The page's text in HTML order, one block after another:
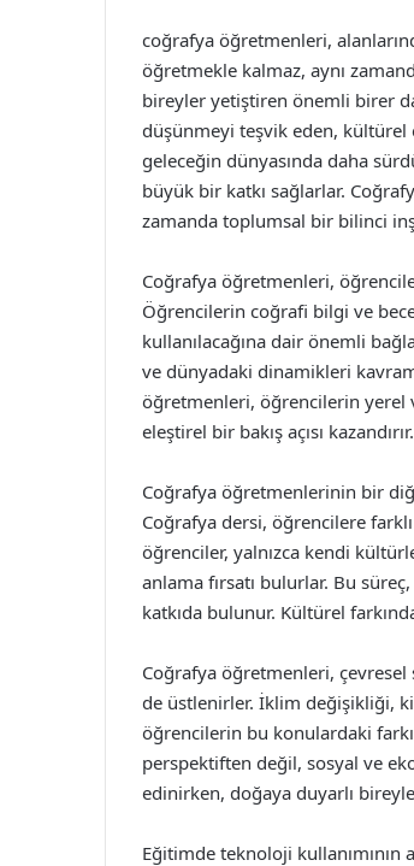
coğrafya öğretmenleri,
öğretmekle kalmaz, aynı
bireyler yetiştiren önemli birer
düşünmeyi teşvik eden,
geleceğin dünyasında daha
büyük bir katkı sağlarlar.
zamanda toplumsal bir bilinci
Coğrafya öğretmenleri,
Öğrencilerin coğrafi bilgi ve
kullanılacağına dair önemli
ve dünyadaki dinamikleri
öğretmenleri, öğrencilerin yerel
eleştirel bir bakış açısı kazandırır.
Coğrafya öğretmenlerinin bir
Coğrafya dersi, öğrencilere
öğrenciler, yalnızca kendi
anlama fırsatı bulurlar. Bu
katkıda bulunur. Kültürel
Coğrafya öğretmenleri,
de üstlenirler. İklim değişikliği,
öğrencilerin bu konulardaki
perspektiften değil, sosyal ve
edinirken, doğaya duyarlı
Eğitimde teknoloji